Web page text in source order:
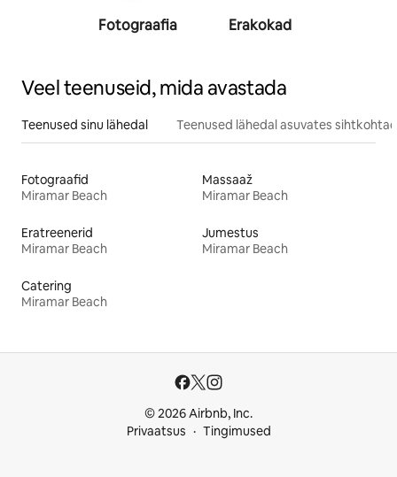
Fotograafia Erakokad
Veel teenuseid, mida avastada
Teenused sinu lähedal Teenused lähedal asuvates
Fotograafid
Miramar Beach
Massaaž
Miramar Beach
Eratreenerid
Miramar Beach
Jumestus
Miramar Beach
Catering
Miramar Beach
© 2026 Airbnb, Inc.
Privaatsus
Tingimused